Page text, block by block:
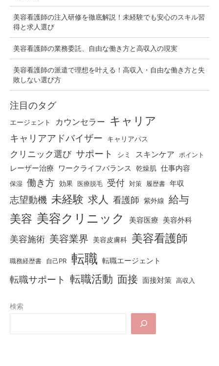
美容看護師の注入研修を徹底解説！未経験でも安心のスキル習
得と求人選び
美容看護師の業務委託、自由な働き方と高収入の現実
美容看護師の派遣で理想を叶える！高収入・自由な働き方と失
敗しない選び方
注目のタグ
エージェント カウンセラー キャリア
キャリアアドバイザー キャリアパス
クリニック選び サポート シミ スキンケア ポイント
レーザー治療 ワークライフバランス 乾燥肌 仕事内容
保湿 働き方 効果 医療脱毛 受付 対策 履歴書 年収
志望動機 未経験 求人 看護師 紫外線 給与
美容 美容クリニック 美容医療 美容外科
美容施術 美容業界 美容皮膚科 美容看護師
職務経歴書 自己PR 転職 転職エージェント
転職サポート 転職活動 面接 面接対策 高収入
検索